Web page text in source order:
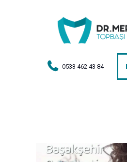
0533 462 43 84
Anasayfa
Tedaviler
Hakkımda
İletişim